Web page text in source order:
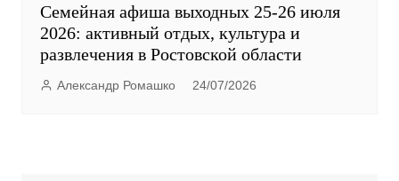
Семейная афиша выходных 25-26 июля
2026: активный отдых, культура и
развлечения в Ростовской области
Александр Ромашко 24/07/2026